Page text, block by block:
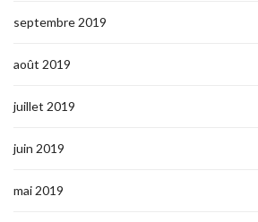
septembre 2019
août 2019
juillet 2019
juin 2019
mai 2019